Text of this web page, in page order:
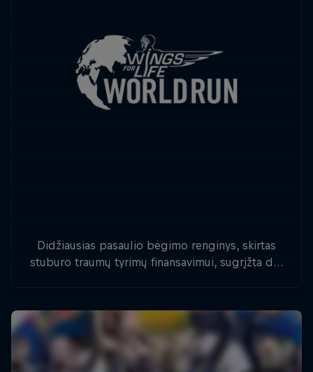
Didžiausias pasaulio bėgimo renginys, skirtas
stuburo traumų tyrimų finansavimui, sugrįžta dar